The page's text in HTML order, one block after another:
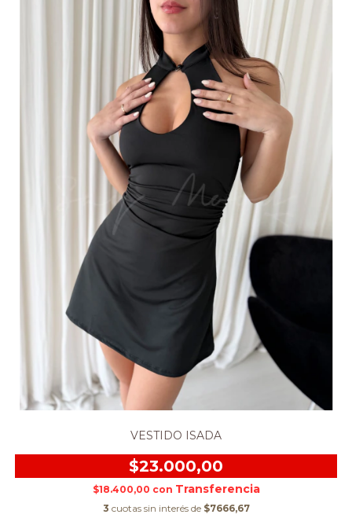
VESTIDO ISADA
$23.000,00
$18.400,00 con
3 cuotas sin interés de $7666,67